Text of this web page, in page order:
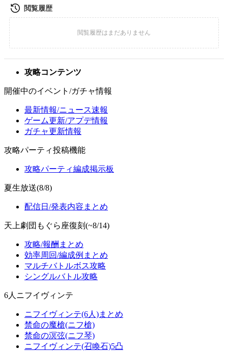
攻略コンテンツ
開催中のイベント/ガチャ情報
最新情報/ニュース速報
ゲーム更新/アプデ情報
ガチャ更新情報
攻略パーティ投稿機能
攻略パーティ編成掲示板
夏生放送(8/8)
配信日/発表内容まとめ
天上劇団もぐら座復刻(~8/14)
攻略/報酬まとめ
効率周回/編成例まとめ
マルチバトルボス攻略
シングルバトル攻略
6人ニフイヴィンテ
ニフイヴィンテ(6人)まとめ
禁命の魔槍(ニフ槍)
禁命の溟弦(ニフ琴)
ニフイヴィンテ(召喚石)5凸